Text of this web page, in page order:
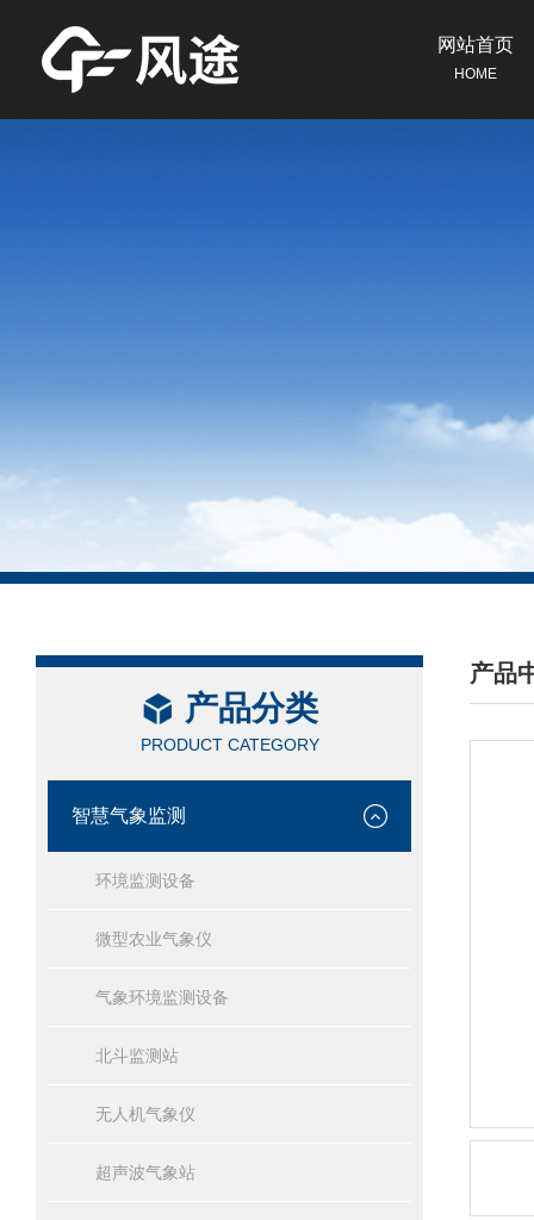
网站首页
HOME
产品分类
PRODUCT CATEGORY
智慧气象监测
环境监测设备
微型农业气象仪
气象环境监测设备
北斗监测站
无人机气象仪
超声波气象站
产品
/